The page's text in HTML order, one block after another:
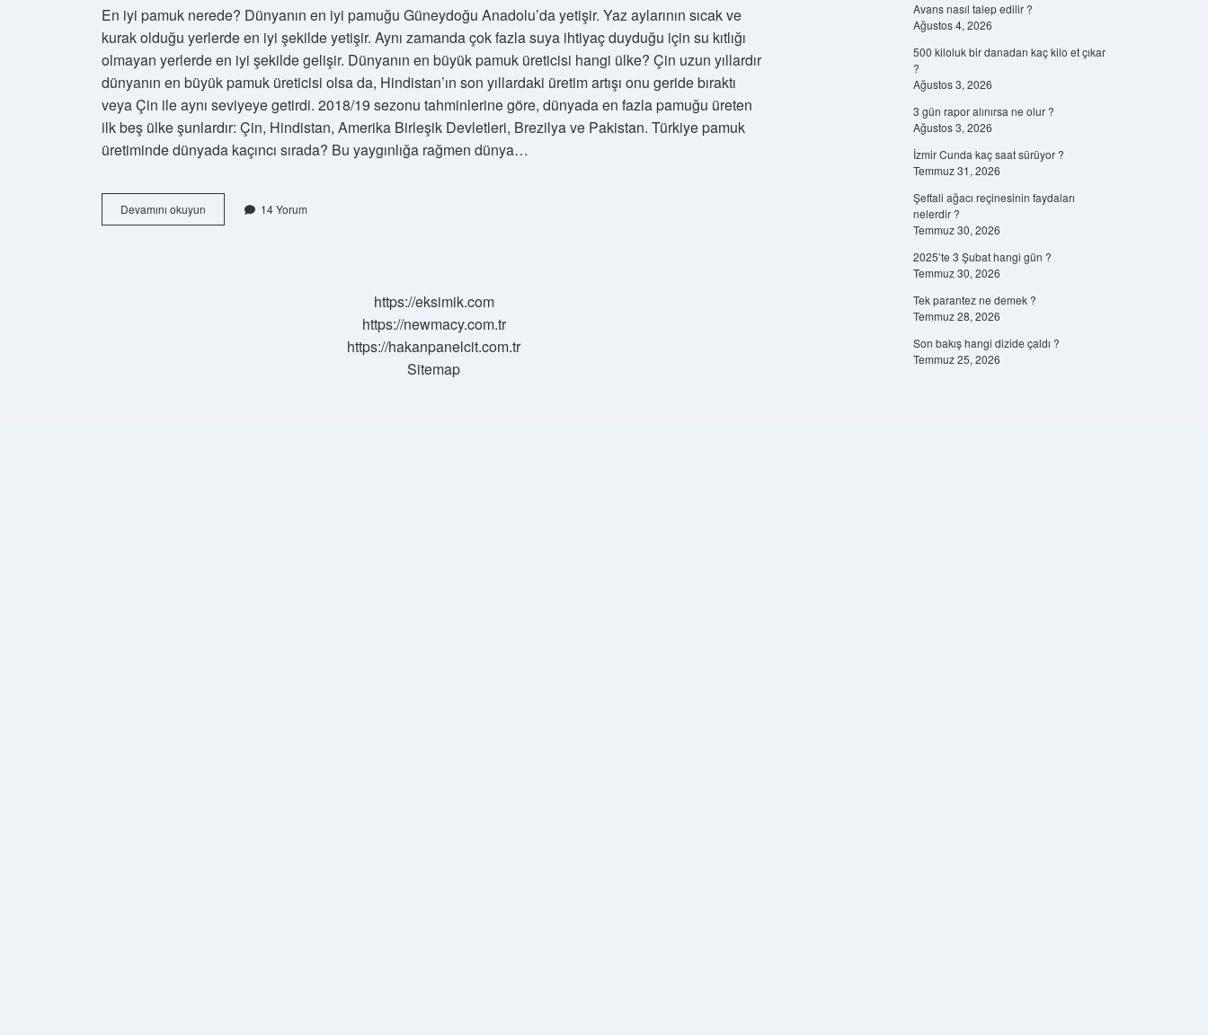
En iyi pamuk nerede? Dünyanın en iyi pamuğu Güneydoğu Anadolu’da yetişir. Yaz aylarının sıcak ve
kurak olduğu yerlerde en iyi şekilde yetişir. Aynı zamanda çok fazla suya ihtiyaç duyduğu için su kıtlığı
olmayan yerlerde en iyi şekilde gelişir. Dünyanın en büyük pamuk üreticisi hangi ülke? Çin uzun yıllardır
dünyanın en büyük pamuk üreticisi olsa da, Hindistan’ın son yıllardaki üretim artışı onu geride bıraktı
veya Çin ile aynı seviyeye getirdi. 2018/19 sezonu tahminlerine göre, dünyada en fazla pamuğu üreten
ilk beş ülke şunlardır: Çin, Hindistan, Amerika Birleşik Devletleri, Brezilya ve Pakistan. Türkiye pamuk
üretiminde dünyada kaçıncı sırada? Bu yaygınlığa rağmen dünya…
Devamını okuyun Dünyanın
En
14 Yorum
https://eksimik.com
https://newmacy.com.tr
https://hakanpanelcit.com.tr
Sitemap
Avans nasıl talep edilir ?
Ağustos 4, 2026
500 kiloluk bir danadan kaç kilo et çıkar
?
Ağustos 3, 2026
3 gün rapor alınırsa ne olur ?
Ağustos 3, 2026
İzmir Cunda kaç saat sürüyor ?
Temmuz 31, 2026
Şeftali ağacı reçinesinin faydaları
nelerdir ?
Temmuz 30, 2026
2025’te 3 Şubat hangi gün ?
Temmuz 30, 2026
Tek parantez ne demek ?
Temmuz 28, 2026
Son bakış hangi dizide çaldı ?
Temmuz 25, 2026